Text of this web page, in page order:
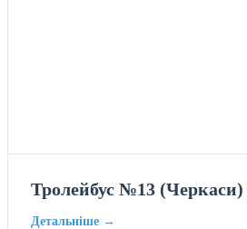
Тролейбус №13 (Черкаси)
Детальніше →